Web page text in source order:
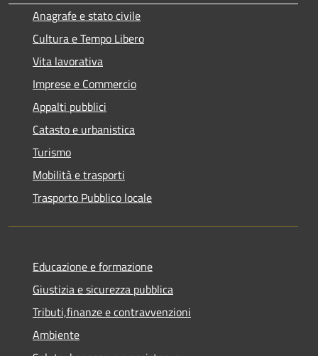
Anagrafe e stato civile
Cultura e Tempo Libero
Vita lavorativa
Imprese e Commercio
Appalti pubblici
Catasto e urbanistica
Turismo
Mobilità e trasporti
Trasporto Pubblico locale
Educazione e formazione
Giustizia e sicurezza pubblica
Tributi,finanze e contravvenzioni
Ambiente